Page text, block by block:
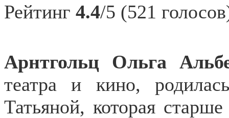
Рейтинг 4.4/5 (521
Арнтгольц Ольга
театра и кино,
Татьяной, которая